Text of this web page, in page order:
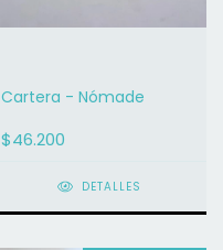
Cartera - Nómade
$46.200
DETALLES